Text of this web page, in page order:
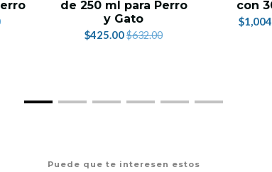
de 250 ml para Perro
y Gato
$425.00$632.00
con
Puede que te interesen estos